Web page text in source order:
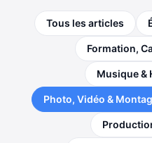
Tous les articles
Formation,
Musique &
Photo, Vidéo &